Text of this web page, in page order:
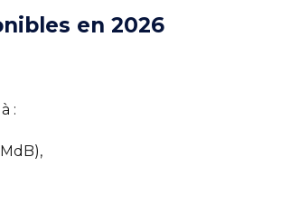
en 2026
: